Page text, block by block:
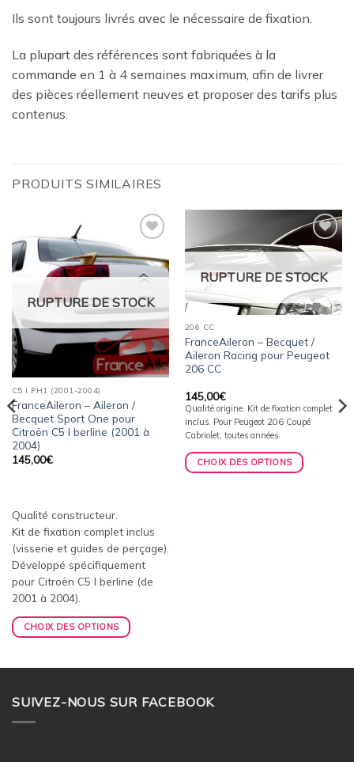
Ils sont toujours livrés avec le nécessaire de fixation.
La plupart des références sont fabriquées à la
commande en 1 à 4 semaines maximum, afin de livrer
des pièces réellement neuves et proposer des tarifs plus
contenus.
PRODUITS SIMILAIRES
Ajouter
à la
wishlist
RUPTURE DE STOCK
C5 I PH1 (2001-2004)
FranceAileron – Aileron /
Becquet Sport One pour
Citroën C5 I berline (2001 à
2004)
145,00€
Qualité constructeur.
Kit de fixation complet inclus
(visserie et guides de perçage).
Développé spécifiquement
pour Citroën C5 I berline (de
2001 à 2004).
CHOIX DES OPTIONS
Ajouter
à la
wishlist
RUPTURE DE STOCK
206 CC
FranceAileron – Becquet /
Aileron Racing pour Peugeot
206 CC
145,00€
Qualité origine. Kit de fixation complet
inclus. Pour Peugeot 206 Coupé
Cabriolet, toutes années.
CHOIX DES OPTIONS
SUIVEZ-NOUS SUR FACEBOOK